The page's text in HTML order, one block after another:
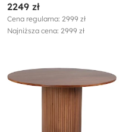
2249 zł
Cena regularna: 2999 zł
Najniższa cena: 2999 zł